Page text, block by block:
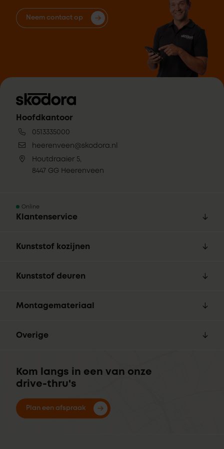
Neem contact op
Hoofdkantoor
0513335000
heerenveen@skodora.nl
Houtdraaier 5,
8447 GG Heerenveen
Online
Klantenservice
Kunststof kozijnen
Kunststof deuren
Montagemateriaal
Overige
Kom langs in een van onze
drive-thru's
Plan een afspraak